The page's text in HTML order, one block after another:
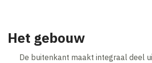
Het gebouw
De buitenkant maakt integraal deel